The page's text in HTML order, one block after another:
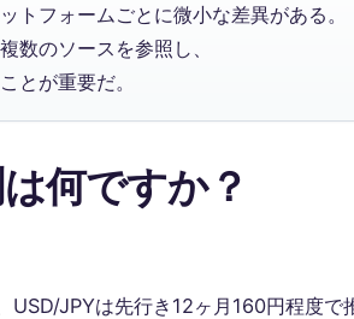
トフォームごとに微小な差異がある。
数のソースを参照し、
とが重要だ。
何ですか？
USD/JPYは先行き12ヶ月160円程度で